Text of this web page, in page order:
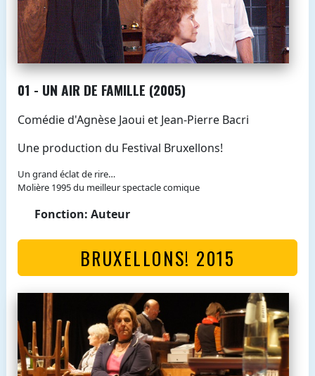
01 - UN AIR DE FAMILLE (2005)
Comédie d'Agnèse Jaoui et Jean-Pierre Bacri
Une production du Festival Bruxellons!
Un grand éclat de rire…
Molière 1995 du meilleur spectacle comique
Fonction: Auteur
BRUXELLONS! 2015